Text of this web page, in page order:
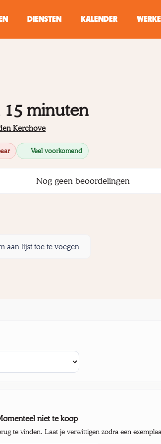
DIENSTEN KALENDER
15 minuten
Kerchove
Veel voorkomend
Nog geen beoordelingen
aan lijst toe te voegen
niet te koop
te vinden. Laat je verwittigen zodra een